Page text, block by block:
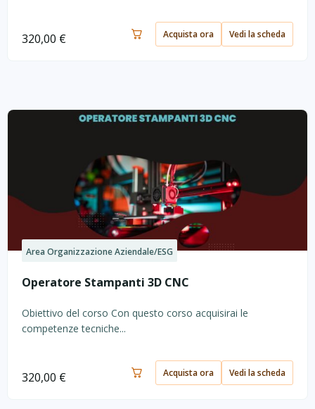
320,00 € Acquista ora Vedi la scheda
Area Organizzazione Aziendale/ESG
Operatore Stampanti 3D CNC
Obiettivo del corso Con questo corso acquisirai le
competenze tecniche...
320,00 € Acquista ora Vedi la scheda